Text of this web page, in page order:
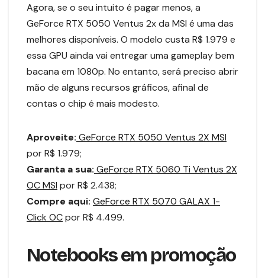
Agora, se o seu intuito é pagar menos, a
GeForce RTX 5050 Ventus 2x da MSI é uma das
melhores disponíveis. O modelo custa R$ 1.979 e
essa GPU ainda vai entregar uma gameplay bem
bacana em 1080p. No entanto, será preciso abrir
mão de alguns recursos gráficos, afinal de
contas o chip é mais modesto.
Aproveite: GeForce RTX 5050 Ventus 2X MSI
por R$ 1.979;
Garanta a sua: GeForce RTX 5060 Ti Ventus 2X
OC MSI por R$ 2.438;
Compre aqui: GeForce RTX 5070 GALAX 1-
Click OCpor R$ 4.499.
Notebooks em promoção